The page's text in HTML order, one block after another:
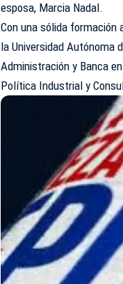
esposa, Marcia Nadal.
Con una sólida formación
la Universidad Autónoma
Administración y Banca
Política Industrial y